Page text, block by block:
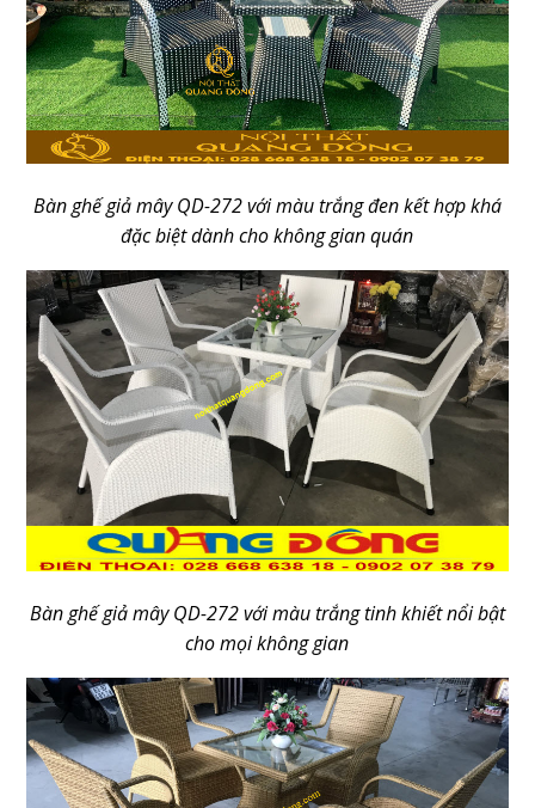
Bàn ghế giả mây QD-272 với màu trắng đen kết hợp khá
đặc biệt dành cho không gian quán
Bàn ghế giả mây QD-272 với màu trắng tinh khiết nổi bật
cho mọi không gian